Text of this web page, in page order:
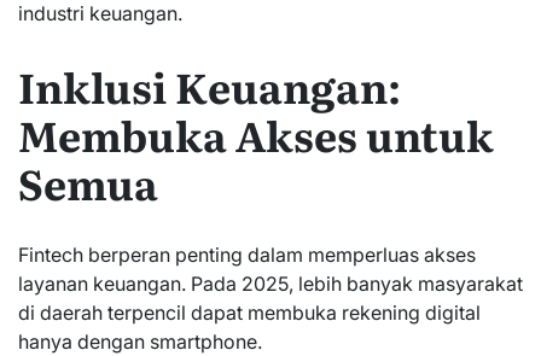
industri keuangan.
Inklusi Keuangan:
Membuka Akses untuk
Semua
Fintech berperan penting dalam memperluas akses
layanan keuangan. Pada 2025, lebih banyak masyarakat
di daerah terpencil dapat membuka rekening digital
hanya dengan smartphone.